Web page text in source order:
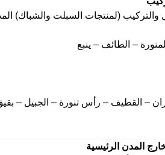
(لمنتجات السبلت والشباك)
– الطائف – ينبع
– القطيف – رأس تنورة – الجبيل –
المدن الرئيسية